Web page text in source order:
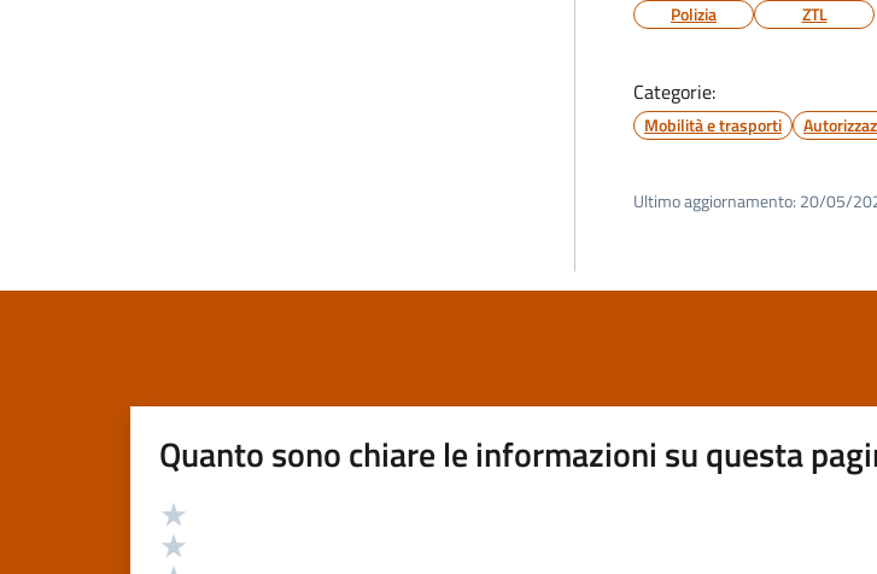
Polizia ZTL
Categorie:
Mobilità e trasporti
Ultimo aggiornamento: 20/05/
Quanto sono chiare le informazioni su questa
Valutazione